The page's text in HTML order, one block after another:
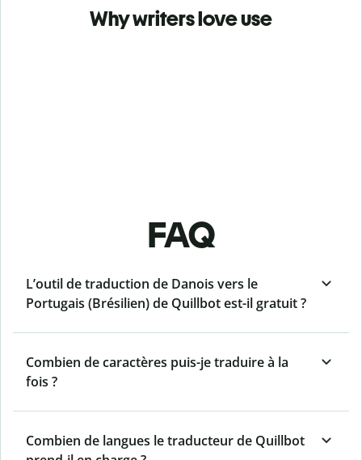
Why writers love use
FAQ
L’outil de traduction de Danois vers le
Portugais (Brésilien) de Quillbot est-il gratuit ?
Combien de caractères puis-je traduire à la
fois ?
Combien de langues le traducteur de Quillbot